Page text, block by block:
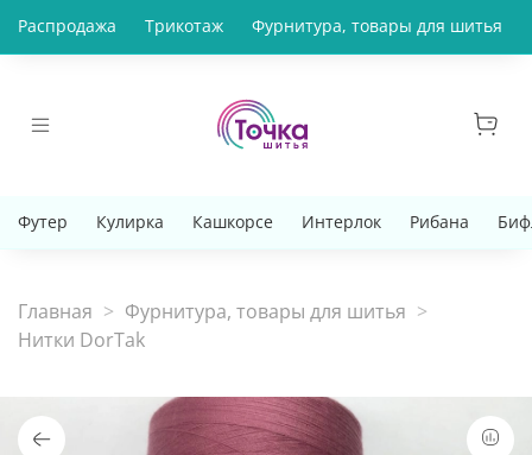
Распродажа Трикотаж Фурнитура, товары для шитья
Футер Кулирка Кашкорсе Интерлок Рибана
Главная
Фурнитура, товары для шитья
Нитки DorTak